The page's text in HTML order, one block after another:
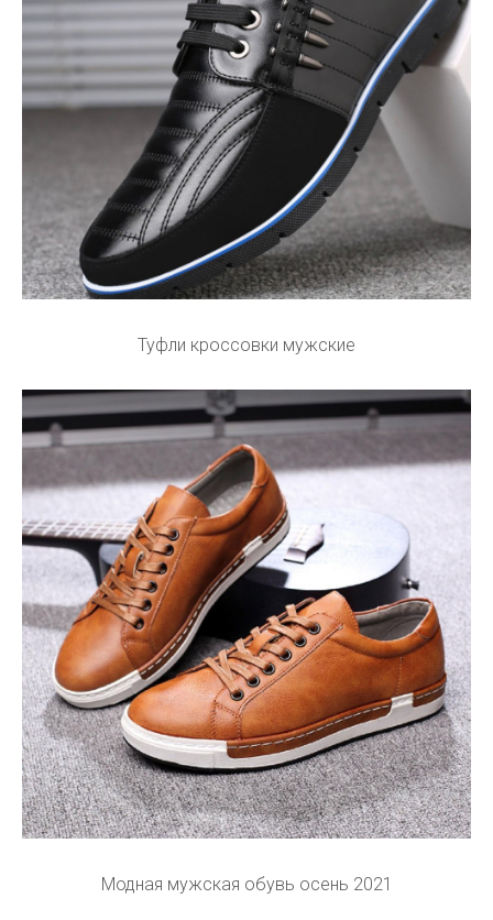
Туфли кроссовки мужские
Модная мужская обувь осень 2021